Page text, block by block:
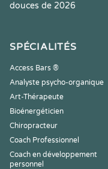
douces de 2026
SPÉCIALITÉS
Access Bars ®
Analyste psycho-organique
Art-Thérapeute
Bioénergéticien
Chiropracteur
Coach Professionnel
Coach en développement
personnel